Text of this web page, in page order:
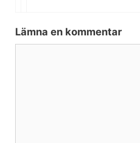
Lämna en kommentar